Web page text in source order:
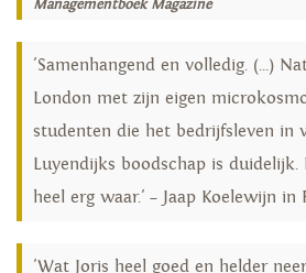
Managementboek Magazine
'Samenhangend en volledig. (...)
London met zijn eigen
studenten die het bedrijfsleven in
Luyendijks boodschap is duidelijk.
heel erg waar.' – Jaap Koelewijn in
'Wat Joris heel goed en helder